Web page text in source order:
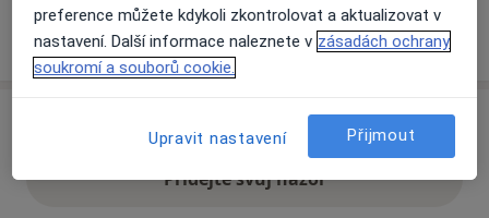
Více
o adrese
Přidejte svůj názor
preference můžete kdykoli zkontrolovat a aktualizovat v
nastavení. Další informace naleznete v zásadách ochrany
soukromí a souborů cookie.
Upravit nastavení Přijmout